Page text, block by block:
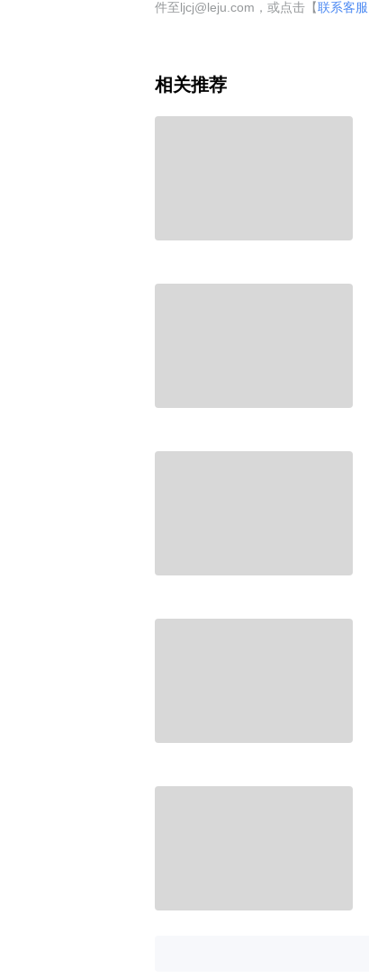
件至ljcj@leju.com，或点击【联系客服
相关推荐